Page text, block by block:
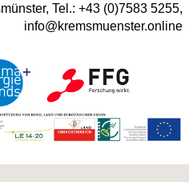
Tel.: +43 (0)7583 5255,
info@kremsmuenster.online